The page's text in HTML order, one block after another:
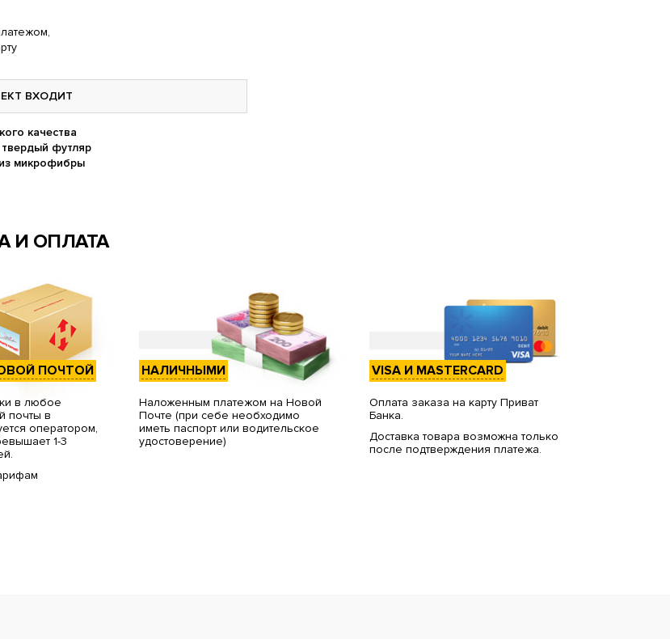
ВХОДИТ
качества
футляр
микрофибры
И ОПЛАТА
ПОЧТОЙ
в любое
почты в
оператором,
1-3
НАЛИЧНЫМИ
Наложенным платежом на Новой
Почте (при себе необходимо
иметь паспорт или водительское
удостоверение)
VISA И MASTERCARD
Оплата заказа на карту Приват
Банка.
Доставка товара возможна только
после подтверждения платежа.